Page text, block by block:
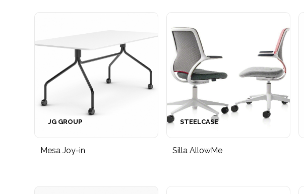
Mesa Joy-in
JG GROUP
Silla AllowMe
STEELCASE